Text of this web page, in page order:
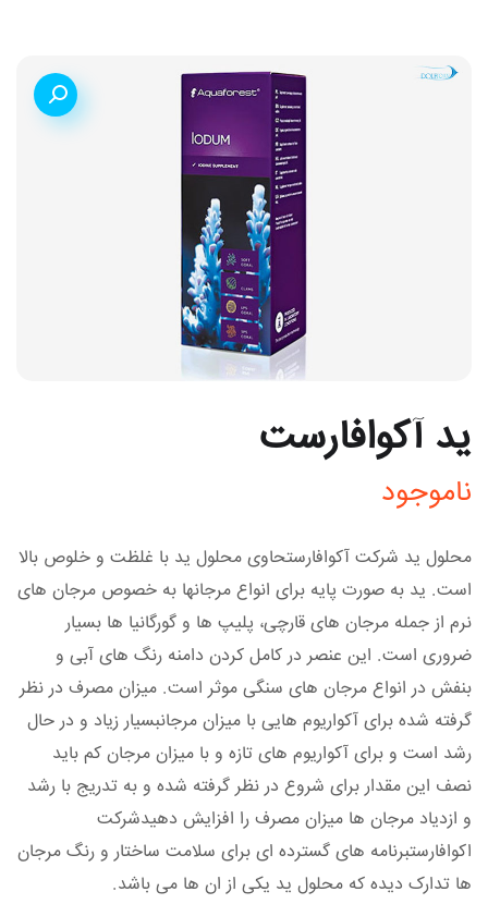
ید آکوافارست
ناموجود
محلول ید شرکت آکوافارستحاوی محلول ید با غلظت و خلوص بالا
است. ید به صورت پایه برای انواع مرجانها به خصوص مرجان های
نرم از جمله مرجان های قارچی، پلیپ ها و گورگانیا ها بسیار
ضروری است. این عنصر در کامل کردن دامنه رنگ های آبی و
بنفش در انواع مرجان های سنگی موثر است. میزان مصرف در نظر
گرفته شده برای آکواریوم هایی با میزان مرجانبسیار زیاد و در حال
رشد است و برای آکواریوم های تازه و با میزان مرجان کم باید
نصف این مقدار برای شروع در نظر گرفته شده و به تدریج با رشد
و ازدیاد مرجان ها میزان مصرف را افزایش دهیدشرکت
اکوافارستبرنامه های گسترده ای برای سلامت ساختار و رنگ مرجان
ها تدارک دیده که محلول ید یکی از ان ها می باشد.